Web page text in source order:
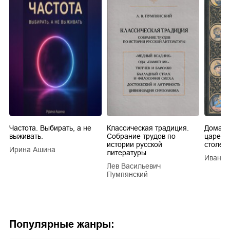
Популярные жанры:
Частота. Выбирать, а не
выживать.
Ирина Ашина
Классическая традиция.
Собрание трудов по
истории русской
литературы
Лев Васильевич
Пумпянский
царей
Иван